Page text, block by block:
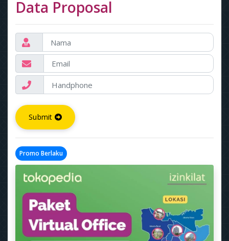
Data Proposal
Submit
Promo Berlaku